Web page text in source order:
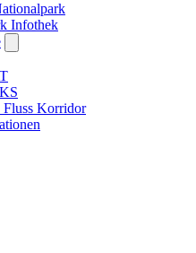
Infothek
Fluss Korridor